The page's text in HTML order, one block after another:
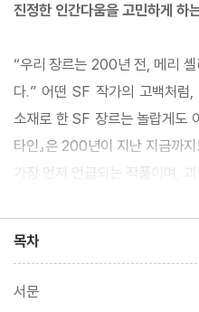
진정한 인간다움을 고민하게 하
“우리 장르는 200년 전, 메리
다.” 어떤 SF 작가의 고백처럼
소재로 한 SF 장르는 놀랍게도
타인』은 200년이 지난 지금까
가장 먼저 언급되는 작품이며,
김으로써 오늘날 인공지능, 유
봇] 등의 탄생에도 결정적 아이디
목차
서문